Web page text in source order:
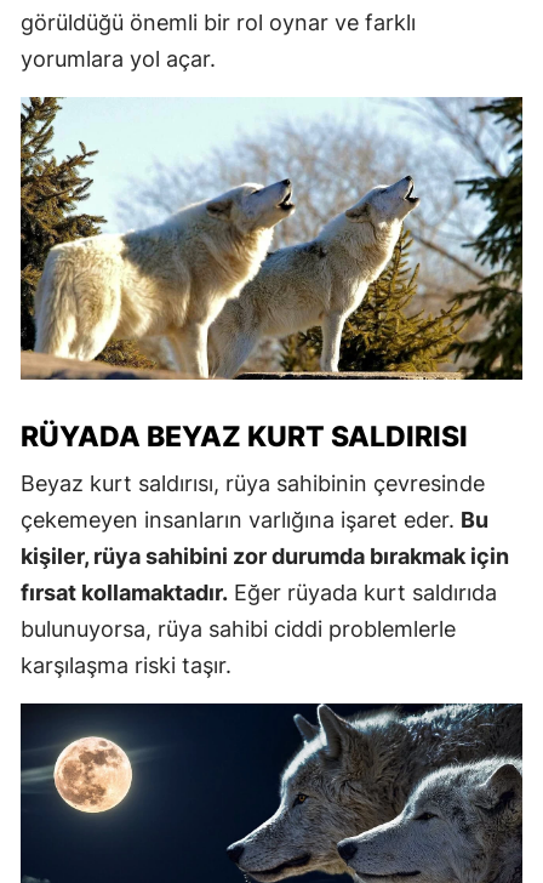
görüldüğü önemli bir rol oynar ve farklı
yorumlara yol açar.
RÜYADA BEYAZ KURT SALDIRISI
Beyaz kurt saldırısı, rüya sahibinin çevresinde
çekemeyen insanların varlığına işaret eder. Bu
kişiler, rüya sahibini zor durumda bırakmak için
fırsat kollamaktadır. Eğer rüyada kurt saldırıda
bulunuyorsa, rüya sahibi ciddi problemlerle
karşılaşma riski taşır.